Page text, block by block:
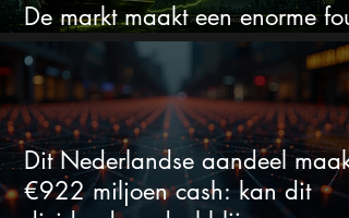
De markt maakt een enorme fout
Dit Nederlandse aandeel maakt
€922 miljoen cash: kan dit